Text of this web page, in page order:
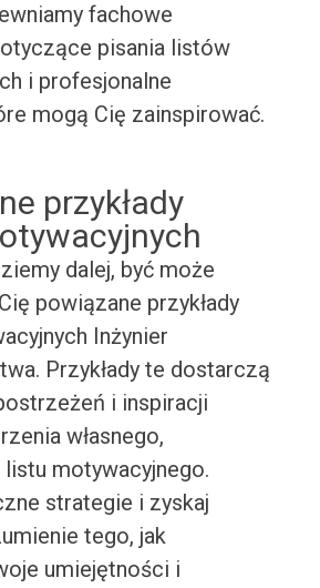
fachowe
pisania listów
i profesjonalne
mogą Cię zainspirować.
przykłady
dalej, być może
powiązane przykłady
Inżynier
Przykłady te dostarczą
i inspiracji
własnego,
motywacyjnego.
strategie i zyskaj
tego, jak
umiejętności i